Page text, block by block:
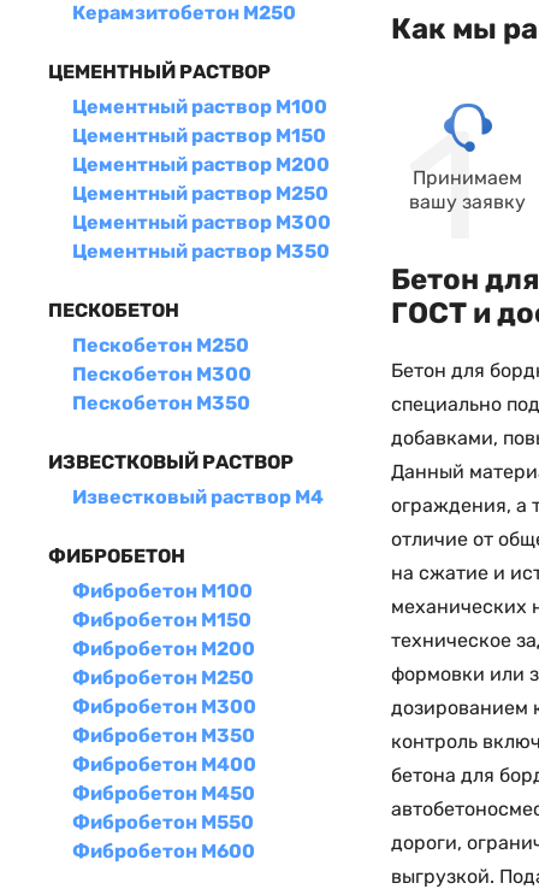
Керамзитобетон М250
ЦЕМЕНТНЫЙ РАСТВОР
Цементный раствор М100
Цементный раствор М150
Цементный раствор М200
Цементный раствор М250
Цементный раствор М300
Цементный раствор М350
ПЕСКОБЕТОН
Пескобетон М250
Пескобетон М300
Пескобетон М350
ИЗВЕСТКОВЫЙ РАСТВОР
Известковый раствор М4
ФИБРОБЕТОН
Фибробетон М100
Фибробетон М150
Фибробетон М200
Фибробетон М250
Фибробетон М300
Фибробетон М350
Фибробетон М400
Фибробетон М450
Фибробетон М550
Фибробетон М600
Как мы
Принимаем
вашу заявку
Бетон
ГОСТ и
Бетон для
специально
добавками,
Данный
ограждения, а
отличие от
на сжатие и
механических
техническое
формовки или
дозированием
контроль
бетона для
дороги,
выгрузкой.